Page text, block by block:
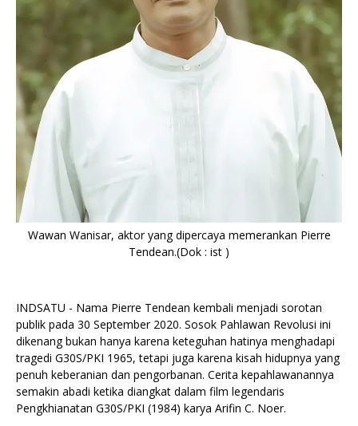
Wawan Wanisar, aktor yang dipercaya memerankan Pierre
Tendean.(Dok : ist )
INDSATU - Nama Pierre Tendean kembali menjadi sorotan
publik pada 30 September 2020. Sosok Pahlawan Revolusi ini
dikenang bukan hanya karena keteguhan hatinya menghadapi
tragedi G30S/PKI 1965, tetapi juga karena kisah hidupnya yang
penuh keberanian dan pengorbanan. Cerita kepahlawanannya
semakin abadi ketika diangkat dalam film legendaris
Pengkhianatan G30S/PKI (1984) karya Arifin C. Noer.